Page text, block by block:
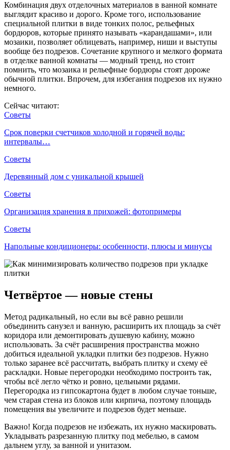
Комбинация двух отделочных материалов в ванной комнате
выглядит красиво и дорого. Кроме того, использование
специальной плитки в виде тонких полос, рельефных
бордюров, которые принято называть «карандашами», или
мозаики, позволяет облицевать, например, ниши и выступы
вообще без подрезов. Сочетание крупного и мелкого формата
в отделке ванной комнаты — модный тренд, но стоит
помнить, что мозаика и рельефные бордюры стоят дороже
обычной плитки. Впрочем, для избегания подрезов их нужно
немного.
Сейчас читают:
Советы
Срок поверки счетчиков холодной и горячей воды:
интервалы…
Советы
Деревянный дом с уникальной крышей
Советы
Организация хранения в прихожей: фотопримеры
Советы
Напольные кондиционеры: особенности, плюсы и минусы
Четвёртое — новые стены
Метод радикальный, но если вы всё равно решили
объединить санузел и ванную, расширить их площадь за счёт
коридора или демонтировать душевую кабину, можно
использовать. За счёт расширения пространства можно
добиться идеальной укладки плитки без подрезов. Нужно
только заранее всё рассчитать, выбрать плитку и схему её
раскладки. Новые перегородки необходимо построить так,
чтобы всё легло чётко и ровно, цельными рядами.
Перегородка из гипсокартона будет в любом случае тоньше,
чем старая стена из блоков или кирпича, поэтому площадь
помещения вы увеличите и подрезов будет меньше.
Важно! Когда подрезов не избежать, их нужно маскировать.
Укладывать разрезанную плитку под мебелью, в самом
дальнем углу, за ванной и унитазом.